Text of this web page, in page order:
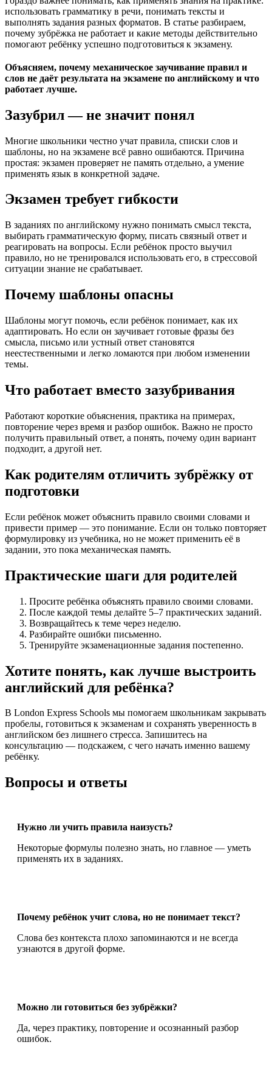
использовать грамматику в речи, понимать тексты и
выполнять задания разных форматов. В статье разбираем,
почему зубрёжка не работает и какие методы действительно
помогают ребёнку успешно подготовиться к экзамену.
Объясняем, почему механическое заучивание правил и
слов не даёт результата на экзамене по английскому и что
работает лучше.
Зазубрил — не значит понял
Многие школьники честно учат правила, списки слов и
шаблоны, но на экзамене всё равно ошибаются. Причина
простая: экзамен проверяет не память отдельно, а умение
применять язык в конкретной задаче.
Экзамен требует гибкости
В заданиях по английскому нужно понимать смысл текста,
выбирать грамматическую форму, писать связный ответ и
реагировать на вопросы. Если ребёнок просто выучил
правило, но не тренировался использовать его, в стрессовой
ситуации знание не срабатывает.
Почему шаблоны опасны
Шаблоны могут помочь, если ребёнок понимает, как их
адаптировать. Но если он заучивает готовые фразы без
смысла, письмо или устный ответ становятся
неестественными и легко ломаются при любом изменении
темы.
Что работает вместо зазубривания
Работают короткие объяснения, практика на примерах,
повторение через время и разбор ошибок. Важно не просто
получить правильный ответ, а понять, почему один вариант
подходит, а другой нет.
Как родителям отличить зубрёжку от
подготовки
Если ребёнок может объяснить правило своими словами и
привести пример — это понимание. Если он только повторяет
формулировку из учебника, но не может применить её в
задании, это пока механическая память.
Практические шаги для родителей
Просите ребёнка объяснять правило своими словами.
После каждой темы делайте 5–7 практических заданий.
Возвращайтесь к теме через неделю.
Разбирайте ошибки письменно.
Тренируйте экзаменационные задания постепенно.
Хотите понять, как лучше выстроить
английский для ребёнка?
В London Express Schools мы помогаем школьникам закрывать
пробелы, готовиться к экзаменам и сохранять уверенность в
английском без лишнего стресса. Запишитесь на
консультацию — подскажем, с чего начать именно вашему
ребёнку.
Вопросы и ответы
Нужно ли учить правила наизусть?
Некоторые формулы полезно знать, но главное — уметь
применять их в заданиях.
Почему ребёнок учит слова, но не понимает текст?
Слова без контекста плохо запоминаются и не всегда
узнаются в другой форме.
Можно ли готовиться без зубрёжки?
Да, через практику, повторение и осознанный разбор
ошибок.